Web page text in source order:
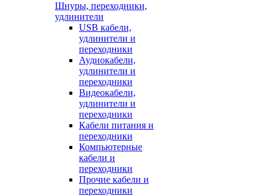
Шнуры, переходники,
удлинители
USB кабели,
удлинители и
переходники
Аудиокабели,
удлинители и
переходники
Видеокабели,
удлинители и
переходники
Кабели питания и
переходники
Компьютерные
кабели и
переходники
Прочие кабели и
переходники